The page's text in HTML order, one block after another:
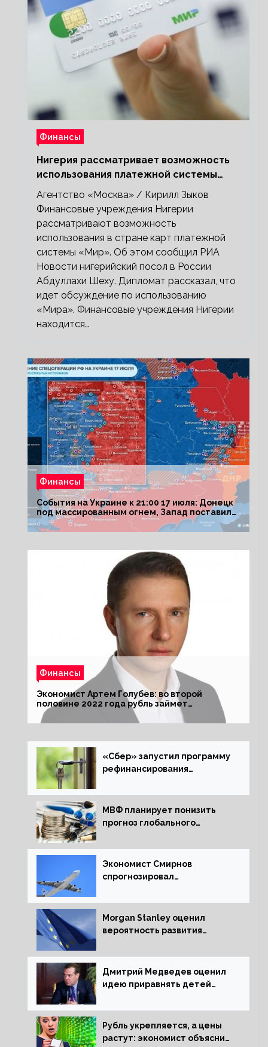
Финансы
Нигерия рассматривает возможность
использования платежной системы
«Мир»
Агентство «Москва» / Кирилл Зыков
Финансовые учреждения Нигерии
рассматривают возможность
использования в стране карт платежной
системы «Мир». Об этом сообщил РИА
Новости нигерийский посол в России
Абдуллахи Шеху. Дипломат рассказал, что
идет обсуждение по использованию
«Мира». Финансовые учреждения Нигерии
находится…
Финансы
События на Украине к 21:00 17 июля: Донецк
под массированным огнем, Запад поставил
Киеву ультиматум
Финансы
Экономист Артем Голубев: во второй
половине 2022 года рубль займет
комфортный курс
«Сбер» запустил программу
рефинансирования
МВФ планирует понизить
прогноз глобального
следующем отчете
Экономист Смирнов
спрогнозировал
России
Morgan Stanley оценил
вероятность развития
Дмитрий Медведев оценил
идею приравнять детей
Рубль укрепляется, а цены
растут: экономист объяснил